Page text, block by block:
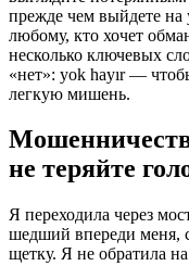
прежде чем выйдете на
любому, кто хочет
несколько ключевых
«нет»: yok hayır —
легкую мишень.
не теряйте
Я переходила через
шедший впереди меня,
щетку. Я не обратила